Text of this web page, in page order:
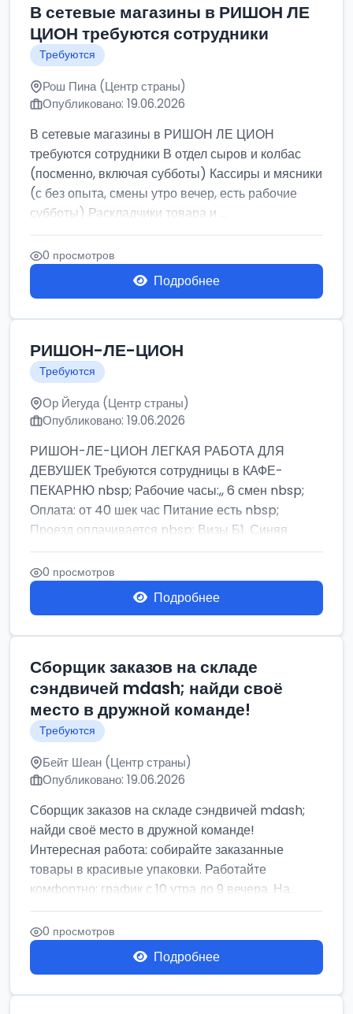
В сетевые магазины в РИШОН ЛЕ
ЦИОН требуются сотрудники
Требуются
Рош Пина (Центр страны)
Опубликовано: 19.06.2026
В сетевые магазины в РИШОН ЛЕ ЦИОН
требуются сотрудники В отдел сыров и колбас
(посменно, включая субботы) Кассиры и мясники
(с без опыта, смены утро вечер, есть рабочие
субботы) Раскладчики товара и ...
0 просмотров
Подробнее
РИШОН-ЛЕ-ЦИОН
Требуются
Ор Йегуда (Центр страны)
Опубликовано: 19.06.2026
РИШОН-ЛЕ-ЦИОН ЛЕГКАЯ РАБОТА ДЛЯ
ДЕВУШЕК Требуются сотрудницы в КАФЕ-
ПЕКАРНЮ nbsp; Рабочие часы:,, 6 смен nbsp;
Оплата: от 40 шек час Питание есть nbsp;
Проезд оплачивается nbsp; Визы Б1, Синяя
бумага,...
0 просмотров
Подробнее
Сборщик заказов на складе
сэндвичей mdash; найди своё
место в дружной команде!
Требуются
Бейт Шеан (Центр страны)
Опубликовано: 19.06.2026
Сборщик заказов на складе сэндвичей mdash;
найди своё место в дружной команде!
Интересная работа: собирайте заказанные
товары в красивые упаковки. Работайте
комфортно: график с 10 утра до 9 вечера. На...
0 просмотров
Подробнее